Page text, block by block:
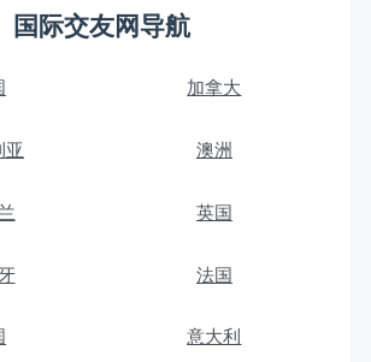
国际交友网导航
加拿大
亚 澳洲
英国
法国
意大利